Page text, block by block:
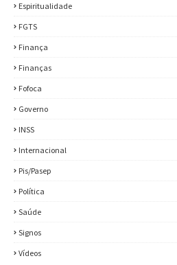
Espiritualidade
FGTS
Finança
Finanças
Fofoca
Governo
INSS
Internacional
Pis/Pasep
Política
Saúde
Signos
Vídeos